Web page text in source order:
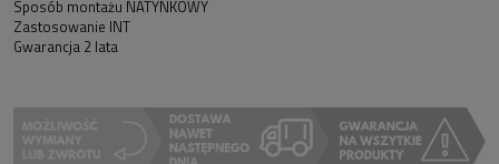
Sposób montażu NATYNKOWY
Zastosowanie INT
Gwarancja 2 lata